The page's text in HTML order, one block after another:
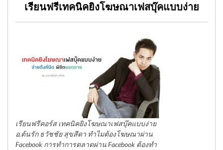
เรียนฟรีเทคนิคยิงโฆษณาเฟสบุ๊คแบบง่าย
เรียนฟรีคอร์ส เทคนิคยิงโฆษณาเฟสบุ๊คแบบง่าย
อ.ต้นรัก ธวัชชัย สุขสีดา ทำไมต้องโฆษณาผ่าน
Facebook การทำการตลาดผ่าน Facebook ต้องทำ